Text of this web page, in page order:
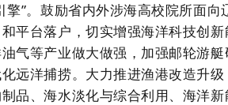
擎”。鼓励省内外涉海高校院所面
平台落户，切实增强海洋科技创
气等产业做大做强，加强邮轮游
远洋捕捞。大力推进渔港改造升
品、海水淡化与综合利用、海洋